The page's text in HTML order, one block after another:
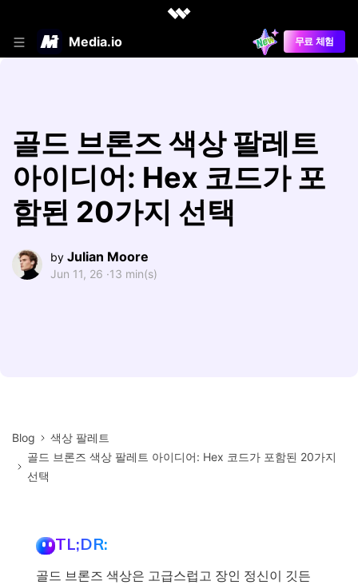
Media.io 무료 체험
골드 브론즈 색상 팔레트
아이디어: Hex 코드가 포
함된 20가지 선택
by Julian Moore
Jun 11, 26 ·13 min(s)
Blog
색상 팔레트
골드 브론즈 색상 팔레트 아이디어: Hex 코드가 포함된 20가지
선택
TL;DR:
골드 브론즈 색상은 고급스럽고 장인 정신이 깃든